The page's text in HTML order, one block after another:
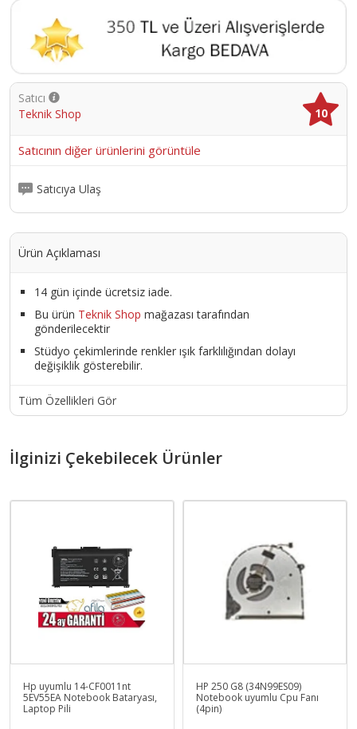
Satıcı
Teknik Shop
10
Satıcının diğer ürünlerini görüntüle
Satıcıya Ulaş
Ürün Açıklaması
14 gün içinde ücretsiz iade.
Bu ürün Teknik Shop mağazası tarafından
gönderilecektir
Stüdyo çekimlerinde renkler ışık farklılığından dolayı
değişiklik gösterebilir.
Tüm Özellikleri Gör
İlginizi Çekebilecek Ürünler
Hp uyumlu 14-CF0011nt
5EV55EA Notebook Bataryası,
Laptop Pili
HP 250 G8 (34N99ES09)
Notebook uyumlu Cpu Fanı
(4pin)